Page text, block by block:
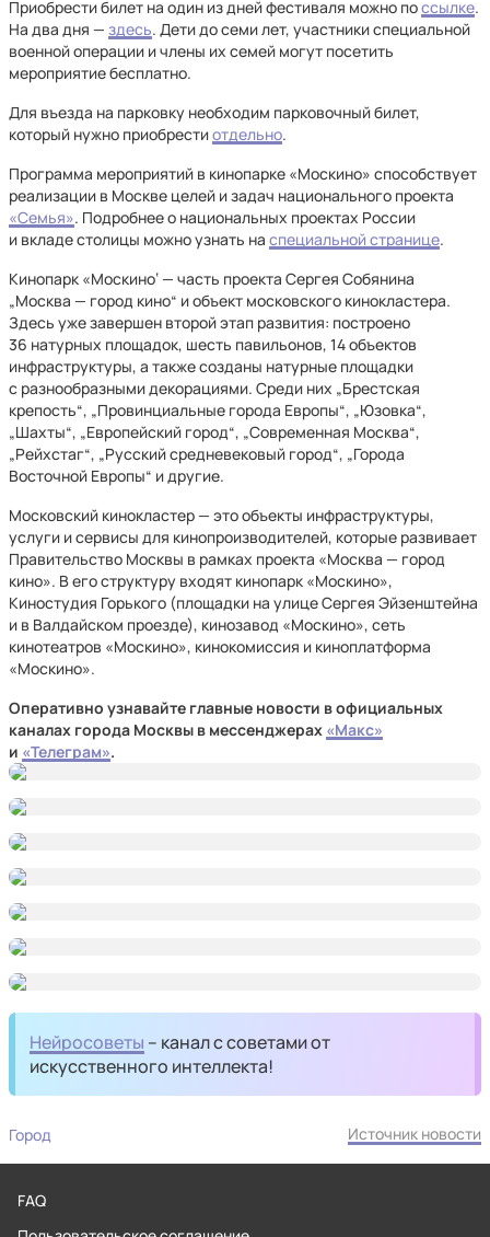
Приобрести билет на один из дней фестиваля можно поссылке.
На два дня — здесь. Дети до семи лет, участники специальной
военной операции и члены их семей могут посетить
мероприятие бесплатно.
Для въезда на парковку необходим парковочный билет,
который нужно приобрестиотдельно.
Программа мероприятий в кинопарке «Москино» способствует
реализации в Москве целей и задач национального проекта
«Семья». Подробнее о национальных проектах России
и вкладе столицы можно узнать на специальной странице.
Кинопарк «Москино‘ — часть проекта Сергея Собянина
„Москва — город кино“ и объект московского кинокластера.
Здесь уже завершен второй этап развития: построено
36 натурных площадок, шесть павильонов, 14 объектов
инфраструктуры, а также созданы натурные площадки
с разнообразными декорациями. Среди них „Брестская
крепость“, „Провинциальные города Европы“, „Юзовка“,
„Шахты“, „Европейский город“, „Современная Москва“,
„Рейхстаг“, „Русский средневековый город“, „Города
Восточной Европы“ и другие.
Московский кинокластер — это объекты инфраструктуры,
услуги и сервисы для кинопроизводителей, которые развивает
Правительство Москвы в рамках проекта «Москва — город
кино». В его структуру входят кинопарк «Москино»,
Киностудия Горького (площадки на улице Сергея Эйзенштейна
и в Валдайском проезде), кинозавод «Москино», сеть
кинотеатров «Москино», кинокомиссия и киноплатформа
«Москино».
Оперативно узнавайте главные новости в официальных
каналах города Москвы в мессенджерах «Макс»
и «Телеграм».
Нейросоветы – канал с советами от
искусственного интеллекта!
Город Источник новости
FAQ